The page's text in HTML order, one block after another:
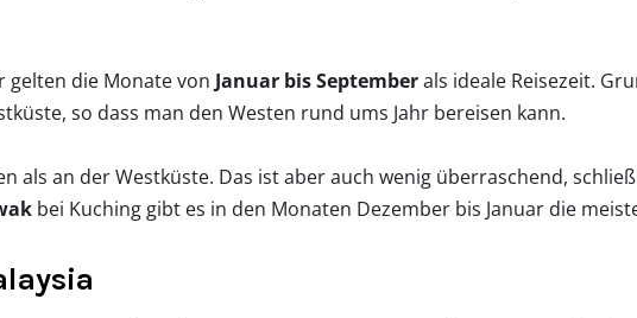
gelten die Monate von Januar bis Septemberals ideale Reisezeit.
so dass man den Westen rund ums Jahr bereisen kann.
als an der Westküste. Das ist aber auch wenig überraschend,
bei Kuching gibt es in den Monaten Dezember bis Januar die